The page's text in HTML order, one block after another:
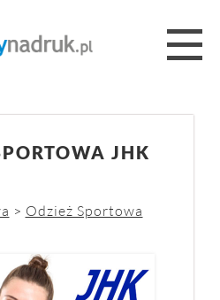
JHK
> Odzież Sportowa